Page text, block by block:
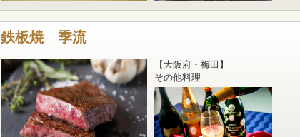
鉄板焼 季流
【大阪府・梅田】
その他料理